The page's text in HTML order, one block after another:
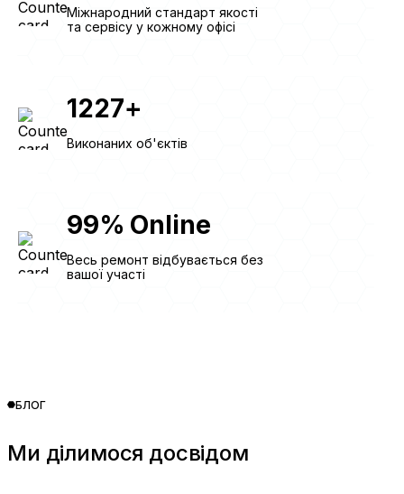
Міжнародний стандарт якості
та сервісу у кожному офісі
1227+
Виконаних об'єктів
99% Online
Весь ремонт відбувається без
вашої участі
БЛОГ
Ми ділимося досвідом